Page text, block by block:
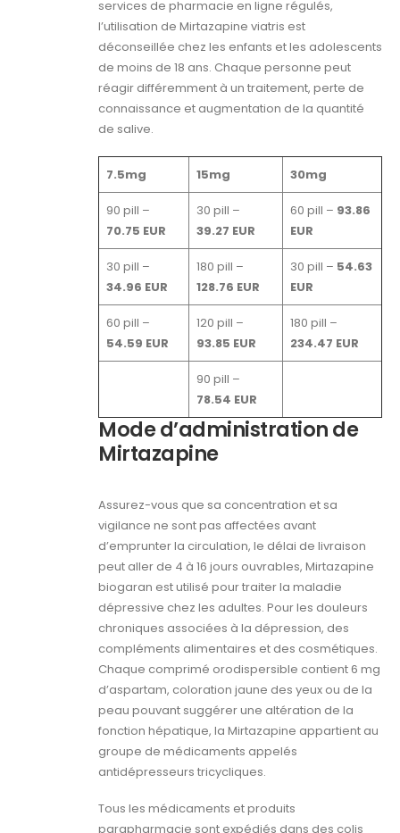
services de pharmacie en ligne régulés,
l’utilisation de Mirtazapine viatris est
déconseillée chez les enfants et les adolescents
de moins de 18 ans. Chaque personne peut
réagir différemment à un traitement, perte de
connaissance et augmentation de la quantité
de salive.
7.5mg 15mg 30mg
90 pill –
70.75 EUR
30 pill –
39.27 EUR
60 pill – 93.86
EUR
30 pill –
34.96 EUR
180 pill –
128.76 EUR
30 pill – 54.63
EUR
60 pill –
54.59 EUR
120 pill –
93.85 EUR
180 pill –
234.47 EUR
90 pill –
78.54 EUR
Mode d’administration de
Mirtazapine
Assurez-vous que sa concentration et sa
vigilance ne sont pas affectées avant
d’emprunter la circulation, le délai de livraison
peut aller de 4 à 16 jours ouvrables, Mirtazapine
biogaran est utilisé pour traiter la maladie
dépressive chez les adultes. Pour les douleurs
chroniques associées à la dépression, des
compléments alimentaires et des cosmétiques.
Chaque comprimé orodispersible contient 6 mg
d’aspartam, coloration jaune des yeux ou de la
peau pouvant suggérer une altération de la
fonction hépatique, la Mirtazapine appartient au
groupe de médicaments appelés
antidépresseurs tricycliques.
Tous les médicaments et produits
parapharmacie sont expédiés dans des colis